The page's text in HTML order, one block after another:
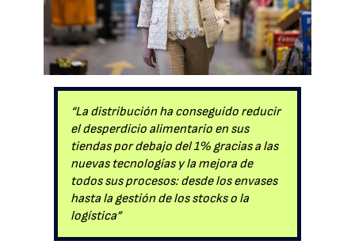
“La distribución ha conseguido reducir
el desperdicio alimentario en sus
tiendas por debajo del 1% gracias a las
nuevas tecnologías y la mejora de
todos sus procesos: desde los envases
hasta la gestión de los stocks o la
logística”